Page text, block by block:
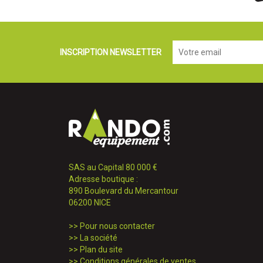
INSCRIPTION NEWSLETTER
SAS au Capital 80 000 €
Adresse boutique :
890 Boulevard du Mercantour
06200 NICE
>> Pour nous contacter
>>
La société
>> Plan du site